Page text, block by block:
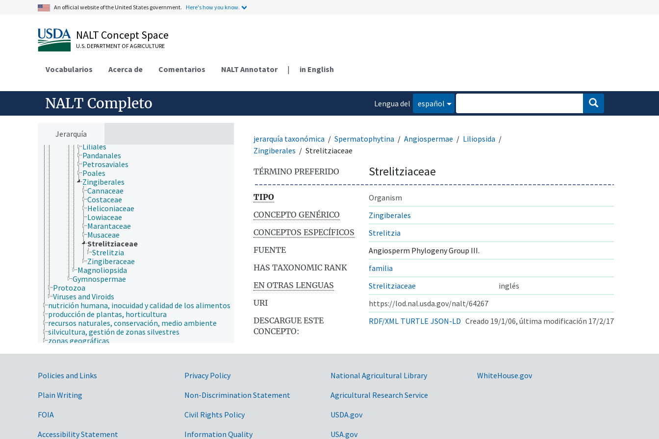
An official website of the United States government. Here's how you know.
NALT Concept Space
U.S. DEPARTMENT OF AGRICULTURE
Vocabularios Acerca de Comentarios NALT Annotator | in English
NALT Completo
Lengua del
español
Jerarquía
Charophyta
Tracheophyta
Lycopodiopsida
Polypodiopsida
Angiospermae
Alismatales
Arecales
Asparagales
Dioscoreales
Hydrocharitales
Liliales
Pandanales
Petrosaviales
Poales
Zingiberales
Cannaceae
Costaceae
Heliconiaceae
Lowiaceae
Marantaceae
Musaceae
Strelitziaceae
Strelitzia
Zingiberaceae
Magnoliopsida
Gymnospermae
Protozoa
Viruses and Viroids
nutrición humana, inocuidad y calidad de los alimentos
producción de plantas, horticultura
recursos naturales, conservación, medio ambiente
silvicultura, gestión de zonas silvestres
zonas geográficas
jerarquía taxonómica Spermatophytina Angiospermae
Liliopsida
Zingiberales
Strelitziaceae
TÉRMINO PREFERIDO Strelitziaceae
TIPO
Organism
CONCEPTO GENÉRICO
Zingiberales
CONCEPTOS ESPECÍFICOS
Strelitzia
FUENTE
Angiosperm Phylogeny Group III.
HAS TAXONOMIC RANK
familia
EN OTRAS LENGUAS
Strelitziaceae
inglés
URI
https://lod.nal.usda.gov/nalt/64267
DESCARGUE ESTE
CONCEPTO:
RDF/XML TURTLE JSON-LD Creado 19/1/06, última modificación 17/2/17
Government Links
Policies and Links
Plain Writing
FOIA
Accessibility Statement
Privacy Policy
Non-Discrimination Statement
Civil Rights Policy
Information Quality
National Agricultural Library
Agricultural Research Service
USDA.gov
USA.gov
WhiteHouse.gov